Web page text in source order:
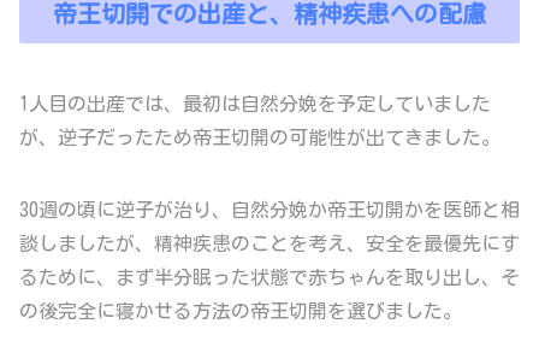
帝王切開での出産と、精神疾患への配慮
1人目の出産では、最初は自然分娩を予定していました
が、逆子だったため帝王切開の可能性が出てきました。
30週の頃に逆子が治り、自然分娩か帝王切開かを医師と相
談しましたが、精神疾患のことを考え、安全を最優先にす
るために、まず半分眠った状態で赤ちゃんを取り出し、そ
の後完全に寝かせる方法の帝王切開を選びました。